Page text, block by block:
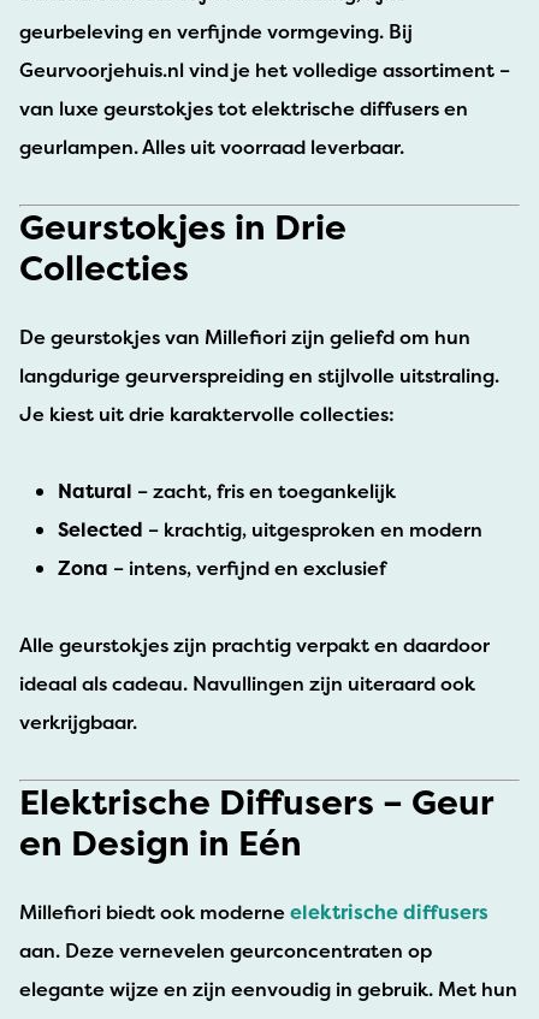
geurbeleving en verfijnde vormgeving. Bij
Geurvoorjehuis.nl vind je het volledige assortiment –
van luxe geurstokjes tot elektrische diffusers en
geurlampen. Alles uit voorraad leverbaar.
Geurstokjes in Drie
Collecties
De geurstokjes van Millefiori zijn geliefd om hun
langdurige geurverspreiding en stijlvolle uitstraling.
Je kiest uit drie karaktervolle collecties:
Natural – zacht, fris en toegankelijk
Selected – krachtig, uitgesproken en modern
Zona – intens, verfijnd en exclusief
Alle geurstokjes zijn prachtig verpakt en daardoor
ideaal als cadeau. Navullingen zijn uiteraard ook
verkrijgbaar.
Elektrische Diffusers – Geur
en Design in Eén
Millefiori biedt ook moderne elektrische diffusers
aan. Deze vernevelen geurconcentraten op
elegante wijze en zijn eenvoudig in gebruik. Met hun